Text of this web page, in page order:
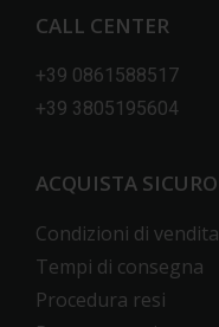
CALL CENTER
+39 0861588517
+39 3805195604
ACQUISTA SICURO
Condizioni di vendita
Tempi di consegna
Procedura resi